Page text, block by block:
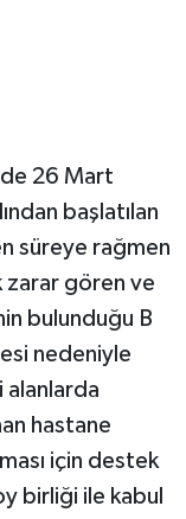
26 Mart
başlatılan
süreye rağmen
zarar gören ve
bulunduğu B
nedeniyle
alanlarda
hastane
için destek
birliği ile kabul